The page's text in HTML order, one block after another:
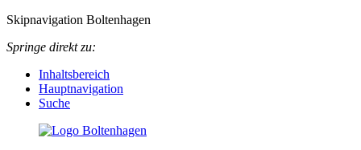
Skipnavigation Boltenhagen
Springe direkt zu:
Inhaltsbereich
Hauptnavigation
Suche